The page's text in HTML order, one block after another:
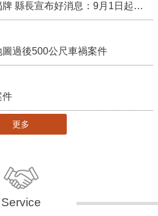
苗栗親子館暨托嬰中心揭牌 縣長宣布好消息：9月1日起調降臨時托嬰費用
過後500公尺車禍案件
件
更多